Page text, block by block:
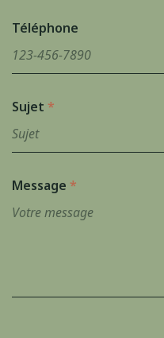
Téléphone
Sujet *
Message *